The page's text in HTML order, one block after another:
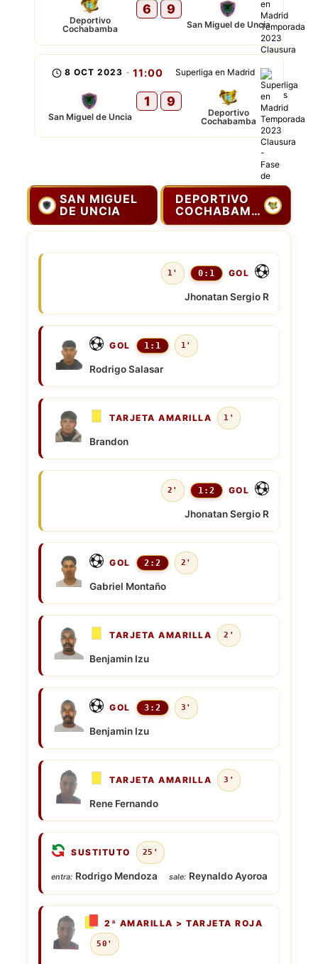
Deportivo
Cochabamba
6 9
San Miguel de Uncia
Superliga en Madrid
8 OCT 2023 - 11:00
San Miguel de Uncia
1 9
Deportivo
Cochabamba
SAN MIGUEL
DE UNCIA
DEPORTIVO
COCHABAMBA
1' 0:1 GOL
Jhonatan Sergio R
GOL 1:1 1'
Rodrigo Salasar
TARJETA AMARILLA 1'
Brandon
2' 1:2 GOL
Jhonatan Sergio R
GOL 2:2 2'
Gabriel Montaño
TARJETA AMARILLA 2'
Benjamin Izu
GOL 3:2 3'
Benjamin Izu
TARJETA AMARILLA 3'
Rene Fernando
SUSTITUTO 25'
entra: Rodrigo Mendoza sale: Reynaldo Ayoroa
2ª AMARILLA > TARJETA ROJA
50'